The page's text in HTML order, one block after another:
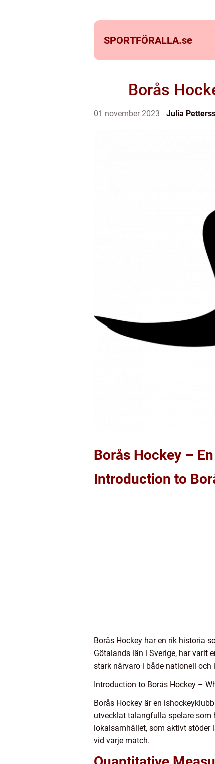
SPORTFÖRALLA.se
Borås
01 november 2023 Julia
Borås Hockey –
Introduction to
Borås Hockey har en rik historia
Götalands län i Sverige, har varit
stark närvaro i både nationell
Introduction to Borås Hockey –
Borås Hockey är en
utvecklat talangfulla spelare som
lokalsamhället, som aktivt stöder
vid varje match.